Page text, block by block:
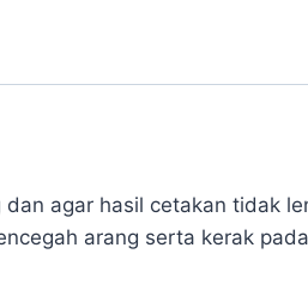
agar hasil cetakan tidak
arang serta kerak